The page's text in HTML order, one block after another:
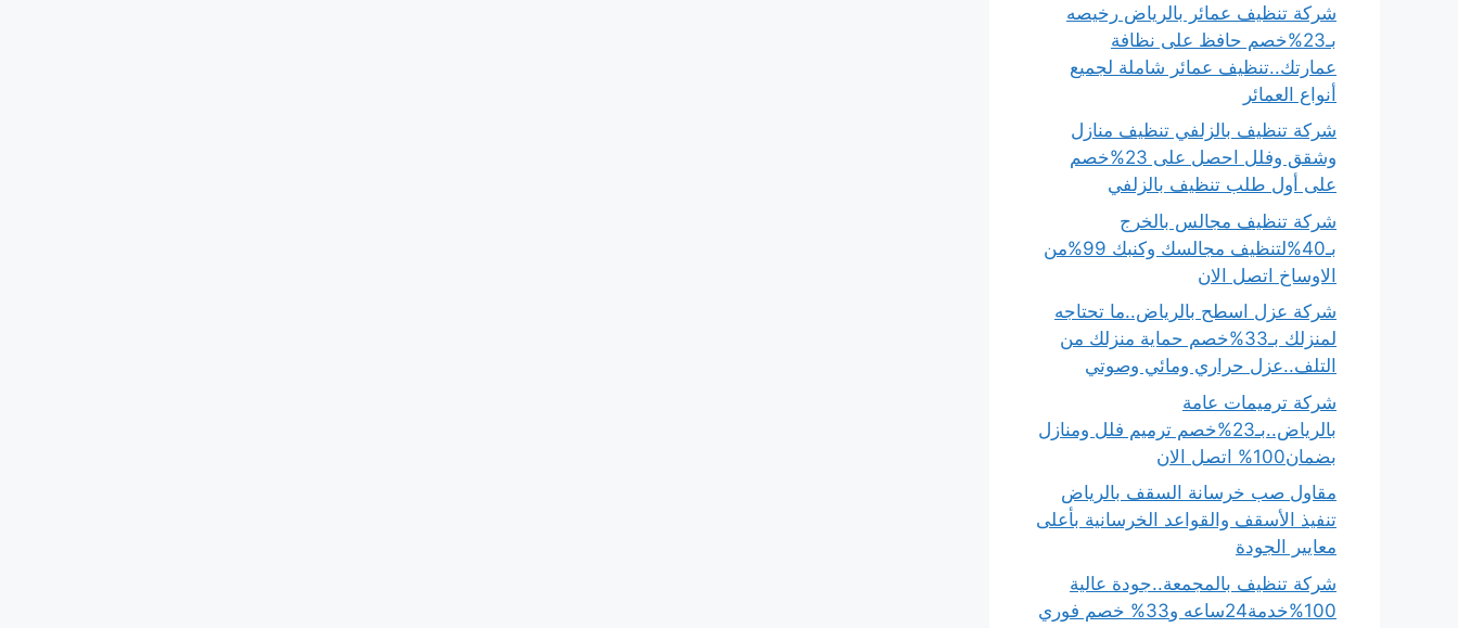
شركة تنظيف عمائر بالرياض رخيصه
بـ23%خصم حافظ على نظافة
عمارتك..تنظيف عمائر شاملة لجميع
أنواع العمائر
شركة تنظيف بالزلفي تنظيف منازل
وشقق وفلل احصل على 23%خصم
على أول طلب تنظيف بالزلفي
شركة تنظيف مجالس بالخرج
بـ40%لتنظيف مجالسك وكنبك 99%من
الاوساخ اتصل الان
شركة عزل اسطح بالرياض..ما تحتاجه
لمنزلك بـ33%خصم حماية منزلك من
التلف..عزل حراري ومائي وصوتي
شركة ترميمات عامة
بالرياض..بـ23%خصم ترميم فلل ومنازل
بضمان100% اتصل الان
مقاول صب خرسانة السقف بالرياض
تنفيذ الأسقف والقواعد الخرسانية بأعلى
معايير الجودة
شركة تنظيف بالمجمعة..جودة عالية
100%خدمة24ساعه و33% خصم فوري